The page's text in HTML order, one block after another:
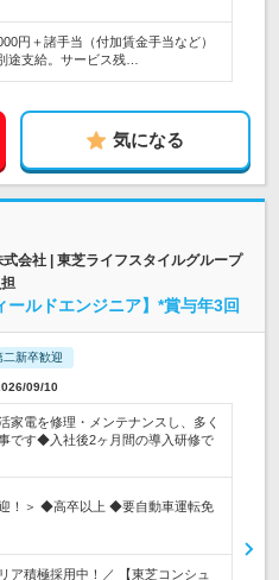
円＋諸手当（付加賃金手当など）
途支給。サービス残…
気になる
会社 | 東芝ライフスタイルグループ
ルドエンジニア】*賞与年3回
二新卒歓迎
09/10
家電を修理・メンテナンスし、多く
です◆入社後2ヶ月間の導入研修で
！＞ ◆高卒以上 ◆要自動車運転免
ア積極採用中！／ 【東芝コンシュ